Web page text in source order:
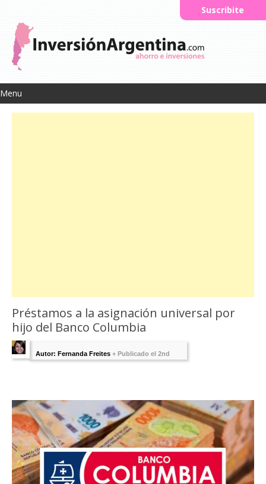
Menu
Suscribite
Préstamos a la asignación universal por
hijo del Banco Columbia
Autor: Fernanda Freites + Publicado el 2nd